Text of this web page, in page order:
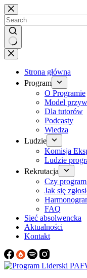
Brak
wyników
Strona główna
Program
O Programie
Model
Dla tutorów
Podcasty
Wiedza
Ludzie
Komisja
Ludzie
Rekrutacja
Czy
Jak się
FAQ
Sieć absolwencka
Aktualności
Kontakt